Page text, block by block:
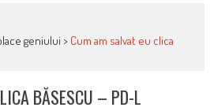
geniului > Cum am salvat eu clica
BĂSESCU – PD-L